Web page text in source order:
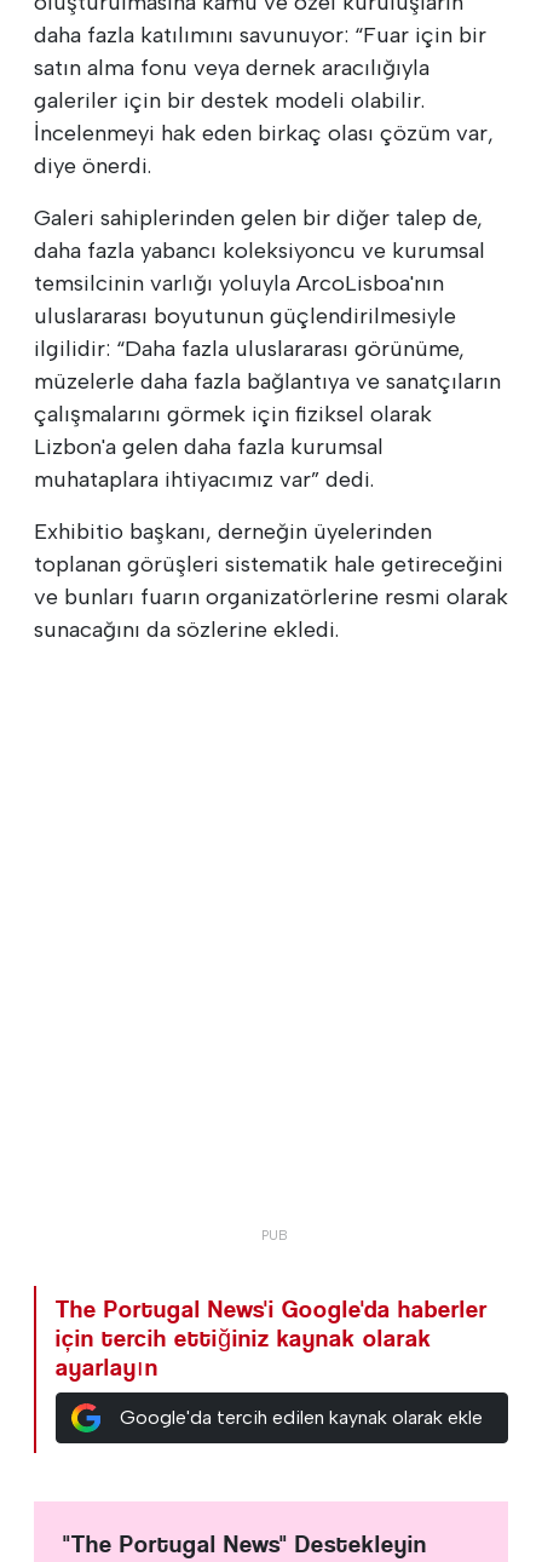
daha fazla katılımını savunuyor: “Fuar için bir
satın alma fonu veya dernek aracılığıyla
galeriler için bir destek modeli olabilir.
İncelenmeyi hak eden birkaç olası çözüm var,
diye önerdi.
Galeri sahiplerinden gelen bir diğer talep de,
daha fazla yabancı koleksiyoncu ve kurumsal
temsilcinin varlığı yoluyla ArcoLisboa'nın
uluslararası boyutunun güçlendirilmesiyle
ilgilidir: “Daha fazla uluslararası görünüme,
müzelerle daha fazla bağlantıya ve sanatçıların
çalışmalarını görmek için fiziksel olarak
Lizbon'a gelen daha fazla kurumsal
muhataplara ihtiyacımız var” dedi.
Exhibitio başkanı, derneğin üyelerinden
toplanan görüşleri sistematik hale getireceğini
ve bunları fuarın organizatörlerine resmi olarak
sunacağını da sözlerine ekledi.
The Portugal News'i Google'da haberler
için tercih ettiğiniz kaynak olarak
ayarlayın
Google'da tercih edilen kaynak olarak ekle
"The Portugal News" Destekleyin